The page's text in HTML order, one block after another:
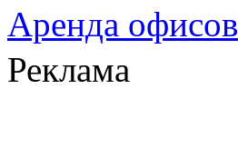
Аренда офисов
Реклама